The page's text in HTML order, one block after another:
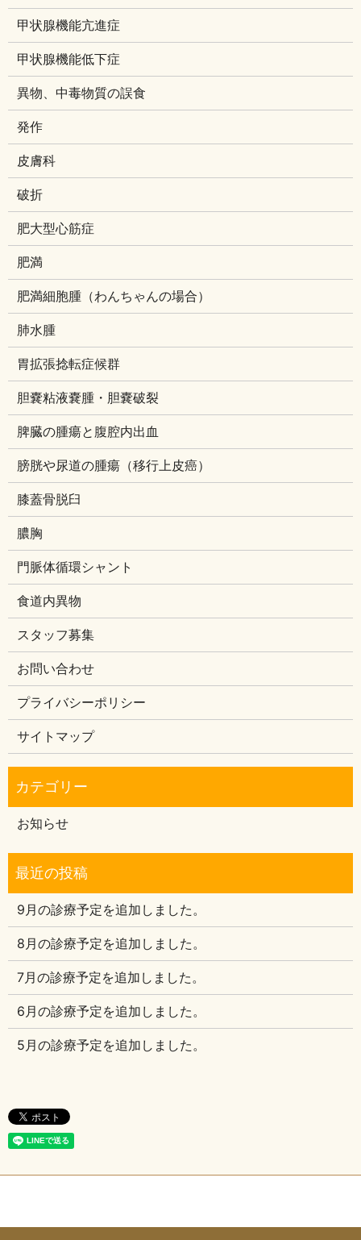
甲状腺機能亢進症
甲状腺機能低下症
異物、中毒物質の誤食
発作
皮膚科
破折
肥大型心筋症
肥満
肥満細胞腫（わんちゃんの場合）
肺水腫
胃拡張捻転症候群
胆嚢粘液嚢腫・胆嚢破裂
脾臓の腫瘍と腹腔内出血
膀胱や尿道の腫瘍（移行上皮癌）
膝蓋骨脱臼
膿胸
門脈体循環シャント
食道内異物
スタッフ募集
お問い合わせ
プライバシーポリシー
サイトマップ
お知らせ
9月の診療予定を追加しました。
8月の診療予定を追加しました。
7月の診療予定を追加しました。
6月の診療予定を追加しました。
5月の診療予定を追加しました。